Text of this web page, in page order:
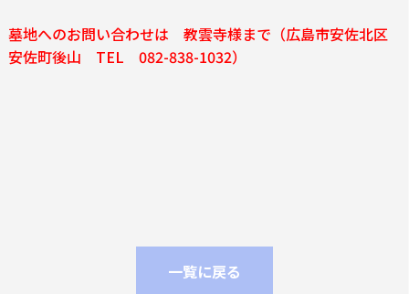
墓地へのお問い合わせは 教雲寺様まで （広島市安佐北区
安佐町後山 TEL 082-838-1032）
一覧に戻る